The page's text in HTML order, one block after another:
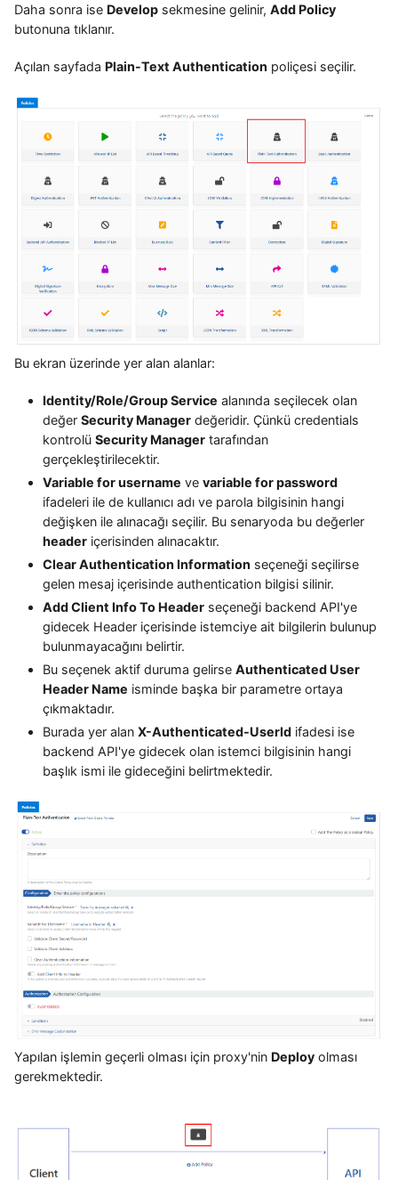
Daha sonra ise Develop sekmesine gelinir, Add Policy
butonuna tıklanır.
Açılan sayfada Plain-Text Authentication poliçesi seçilir.
Bu ekran üzerinde yer alan alanlar:
Identity/Role/Group Service alanında seçilecek olan
değer Security Manager değeridir. Çünkü credentials
kontrolü Security Manager tarafından
gerçekleştirilecektir.
Variable for username ve variable for password
ifadeleri ile de kullanıcı adı ve parola bilgisinin hangi
değişken ile alınacağı seçilir. Bu senaryoda bu değerler
header içerisinden alınacaktır.
Clear Authentication Information seçeneği seçilirse
gelen mesaj içerisinde authentication bilgisi silinir.
Add Client Info To Header seçeneği backend API'ye
gidecek Header içerisinde istemciye ait bilgilerin bulunup
bulunmayacağını belirtir.
Bu seçenek aktif duruma gelirse Authenticated User
Header Name isminde başka bir parametre ortaya
çıkmaktadır.
Burada yer alan X-Authenticated-UserId ifadesi ise
backend API'ye gidecek olan istemci bilgisinin hangi
başlık ismi ile gideceğini belirtmektedir.
Yapılan işlemin geçerli olması için proxy'nin Deploy olması
gerekmektedir.